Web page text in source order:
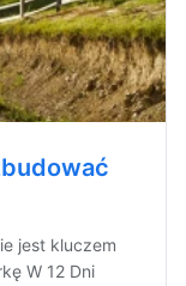
jest kluczem
W 12 Dni